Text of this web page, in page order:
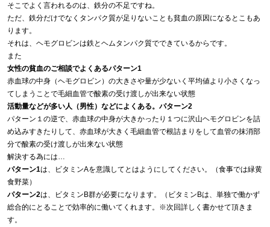
そこでよく言われるのは、鉄分の不足ですね。
ただ、鉄分だけでなくタンパク質が足りないことも貧血の原因になるとこもあ
ります。
それは、ヘモグロビンは鉄とヘムタンパク質でできているからです。
また
女性の貧血のご相談でよくあるパターン1
赤血球の中身（ヘモグロビン）の大きさや量が少ないく平均値より小さくなっ
てしまうことで毛細血管で酸素の受け渡しが出来ない状態
活動量などが多い人（男性）などによくある。パターン2
パターン１の逆で、赤血球の中身が大きかったり１つに沢山ヘモグロビンを詰
め込みすきたりして、赤血球が大きく毛細血管で根詰まりをして血管の抹消部
分で酸素の受け渡しが出来ない状態
解決する為には…
パターン1は、ビタミンAを意識してとはようにしてください。（食事では緑黄
食野菜）
パターン2は、ビタミンB群が必要になります。（ビタミンBは、単独で働かず
総合的にとることで効率的に働いてくれます。※次回詳しく書かせて頂きま
す。